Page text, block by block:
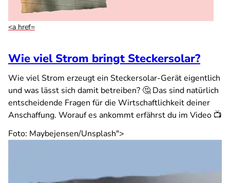
<a href=
Wie viel Strom bringt Steckersolar?
Wie viel Strom erzeugt ein Steckersolar-Gerät eigentlich
und was lässt sich damit betreiben? 🤔 Das sind natürlich
entscheidende Fragen für die Wirtschaftlichkeit deiner
Anschaffung. Worauf es ankommt erfährst du im Video 📺
Foto: Maybejensen/Unsplash">